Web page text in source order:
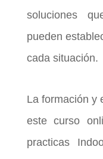
soluciones
pueden
cada situación.
La formación y
este curso
practicas